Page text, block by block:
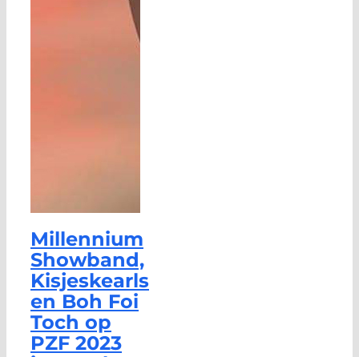
Millennium
Showband,
Kisjeskearls
en Boh Foi
Toch op
PZF 2023